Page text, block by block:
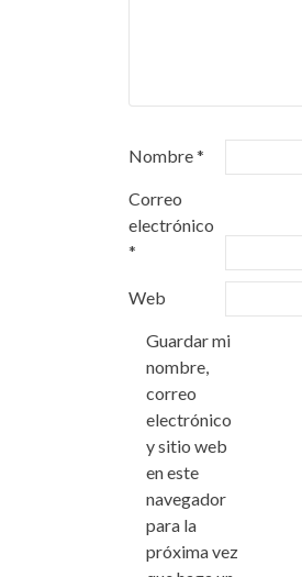
Nombre*
Correo
electrónico
*
Web
Guardar mi
nombre,
correo
electrónico
y sitio web
en este
navegador
para la
próxima vez